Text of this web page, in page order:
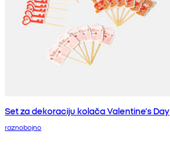
Set za dekoraciju kolača Valentine's Day
raznobojno